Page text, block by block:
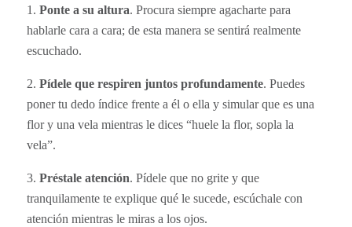
1. Ponte a su altura. Procura siempre agacharte para
hablarle cara a cara; de esta manera se sentirá realmente
escuchado.
2. Pídele que respiren juntos profundamente. Puedes
poner tu dedo índice frente a él o ella y simular que es una
flor y una vela mientras le dices “huele la flor, sopla la
vela”.
3. Préstale atención. Pídele que no grite y que
tranquilamente te explique qué le sucede, escúchale con
atención mientras le miras a los ojos.